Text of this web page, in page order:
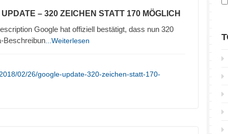
– 320 ZEICHEN STATT 170 MÖGLICH
Google hat offiziell bestätigt, dass nun 320
Beschreibun ...Weiterlesen
02/26/google-update-320-zeichen-statt-170-